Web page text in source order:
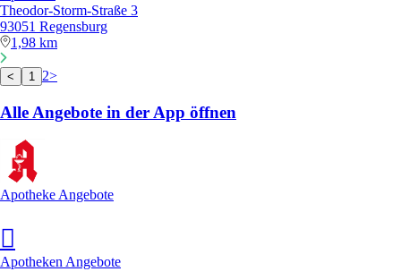
Theodor-Storm-Straße 3
93051 Regensburg
1,98 km
< 1 2>
Alle Angebote in der App öffnen
Apotheke Angebote
Apotheken Angebote